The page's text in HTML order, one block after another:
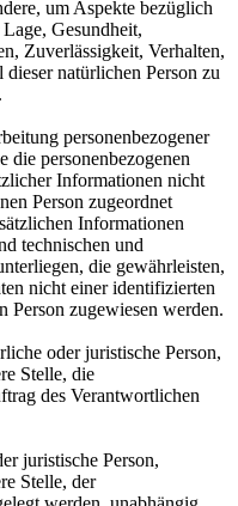
um Aspekte bezüglich
Gesundheit,
Zuverlässigkeit, Verhalten,
natürlichen Person zu
personenbezogener
die personenbezogenen
Informationen nicht
Person zugeordnet
Informationen
technischen und
die gewährleisten,
nicht einer identifizierten
Person zugewiesen werden.
oder juristische Person,
Stelle, die
des Verantwortlichen
juristische Person,
Stelle, der